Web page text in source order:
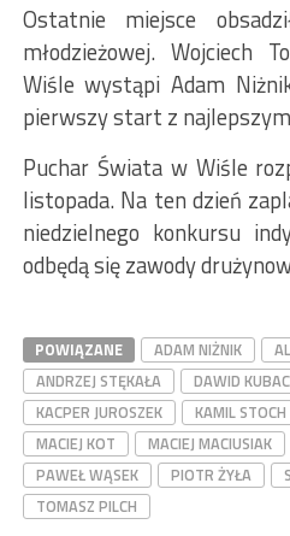
Ostatnie miejsce
młodzieżowej. Wojciech
Wiśle wystąpi Adam
pierwszy start z
Puchar Świata w Wiśle
listopada. Na ten dzień
niedzielnego konkursu
odbędą się zawody
POWIĄZANE ADAM NIŻNIK
ANDRZEJ STĘKAŁA
DAWID
KACPER JUROSZEK
KAMIL STOCH
MACIEJ KOT
MACIEJ MACIUSIAK
PAWEŁ WĄSEK
PIOTR ŻYŁA
TOMASZ PILCH